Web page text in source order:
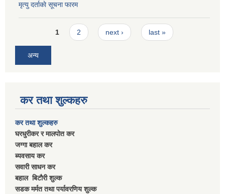
मृत्यु दर्ताकाे सूचना फारम
Pages1 2 next › last »
अन्य
कर तथा शुल्कहरु
कर तथा शुल्कहरु
घरधुरीकर र मालपाेत कर
जग्गा बहाल कर
ब्यवसाय कर
सवारी साधन कर
बहाल बिटाैरी शुल्क
सडक मर्मत तथा पर्यावरणिय शुल्क